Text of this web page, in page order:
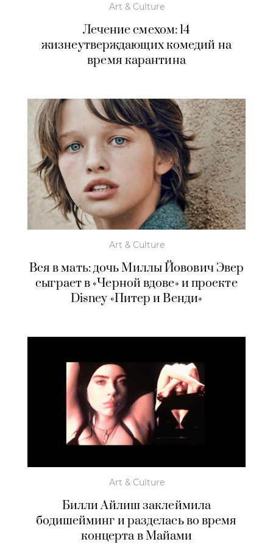
Art & Culture
Лечение смехом: 14
жизнеутверждающих комедий на
время карантина
Art & Culture
Вся в мать: дочь Миллы Йовович Эвер
сыграет в «Черной вдове» и проекте
Disney «Питер и Венди»
Art & Culture
Билли Айлиш заклеймила
бодишейминг и разделась во время
концерта в Майами